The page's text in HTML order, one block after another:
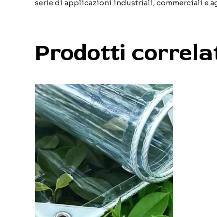
serie di applicazioni industriali, commerciali e
Prodotti